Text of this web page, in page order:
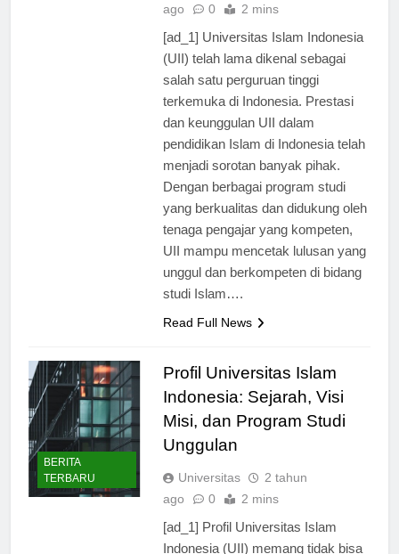
ago
0 2 mins
[ad_1] Universitas Islam Indonesia
(UII) telah lama dikenal sebagai
salah satu perguruan tinggi
terkemuka di Indonesia. Prestasi
dan keunggulan UII dalam
pendidikan Islam di Indonesia telah
menjadi sorotan banyak pihak.
Dengan berbagai program studi
yang berkualitas dan didukung oleh
tenaga pengajar yang kompeten,
UII mampu mencetak lulusan yang
unggul dan berkompeten di bidang
studi Islam….
Read Full News
BERITA
TERBARU
Profil Universitas Islam
Indonesia: Sejarah, Visi
Misi, dan Program Studi
Unggulan
Universitas
2 tahun
ago
0 2 mins
[ad_1] Profil Universitas Islam
Indonesia (UII) memang tidak bisa